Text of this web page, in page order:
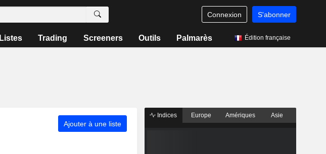
Connexion S'abonner
Listes Trading Screeners Outils Palmarès Édition française
Ajouter à une liste
Indices Europe Amériques Asie